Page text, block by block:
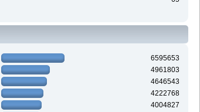
6595653
4961803
4646543
4222768
4004827